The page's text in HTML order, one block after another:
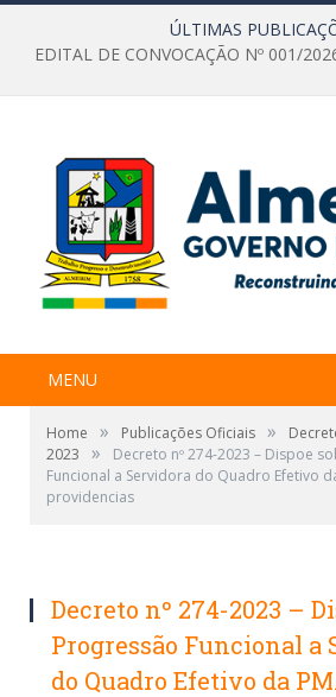
ÚLTIMAS
EDITAL DE CONVOCAÇÃO Nº 001/
MENU
Home » Publicações Oficiais »
2023
»
Decreto nº 274-2023 – Dispoe
Funcional a Servidora do Quadro Efetivo
providencias
Decreto nº 274-2023 –
Progressão Funcional a
do Quadro Efetivo da